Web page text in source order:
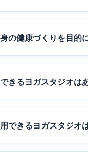
の健康づくりを目的
きるヨガスタジオは
できるヨガスタジオ